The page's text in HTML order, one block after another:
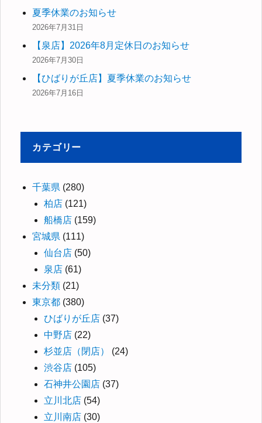
夏季休業のお知らせ
2026年7月31日
【泉店】2026年8月定休日のお知らせ
2026年7月30日
【ひばりが丘店】夏季休業のお知らせ
2026年7月16日
カテゴリー
千葉県 (280)
柏店 (121)
船橋店 (159)
宮城県 (111)
仙台店 (50)
泉店 (61)
未分類 (21)
東京都 (380)
ひばりが丘店 (37)
中野店 (22)
杉並店（閉店）
(24)
渋谷店 (105)
石神井公園店 (37)
立川北店 (54)
立川南店 (30)